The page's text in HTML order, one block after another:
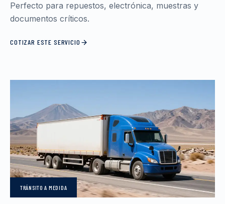
Perfecto para repuestos, electrónica, muestras y
documentos críticos.
COTIZAR ESTE SERVICIO
TRÁNSITOA MEDIDA